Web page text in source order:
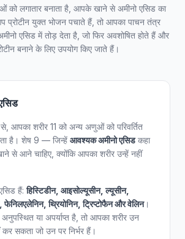
को लगातार बनाता है, आपके खाने से अमीनो एसिड का
युक्त भोजन पचाते हैं, तो आपका पाचन तंत्र
एसिड में तोड़ देता है, जो फिर अवशोषित होते हैं और
बनाने के लिए उपयोग किए जाते हैं।
आपका शरीर 11 को अन्य अणुओं को परिवर्तित
है। शेष 9 — जिन्हें आवश्यक अमीनो एसिडकहा
से आने चाहिए, क्योंकि आपका शरीर उन्हें नहीं
हैं:हिस्टिडीन, आइसोल्यूसीन, ल्यूसीन,
फेनिलएलेनिन, थ्रियोनिन, ट्रिप्टोफैन और वेलिन।
या अपर्याप्त है, तो आपका शरीर उन
कर सकता जो उन पर निर्भर हैं।